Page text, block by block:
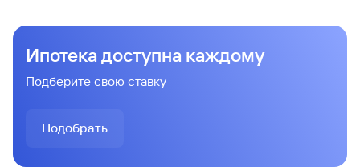
Ипотека доступна каждому
Подберите свою ставку
Подобрать